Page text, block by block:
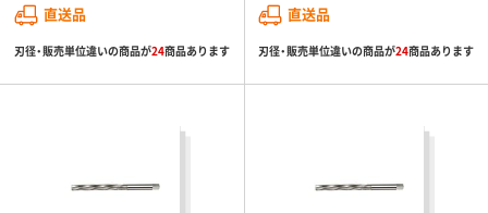
直送品
刃径・販売単位違いの商品が24商品あります
直送品
刃径・販売単位違いの商品が24商品あります